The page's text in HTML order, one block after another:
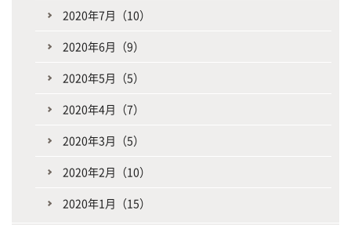
2020年7月（10）
2020年6月（9）
2020年5月（5）
2020年4月（7）
2020年3月（5）
2020年2月（10）
2020年1月（15）